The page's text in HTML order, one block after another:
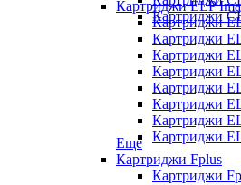
Картриджи
Картриджи ELP
Картриджи
Картриджи
Картриджи
Картриджи
Картриджи
Картриджи
Картриджи
Картриджи
Еще
Картриджи Fplus
Картриджи